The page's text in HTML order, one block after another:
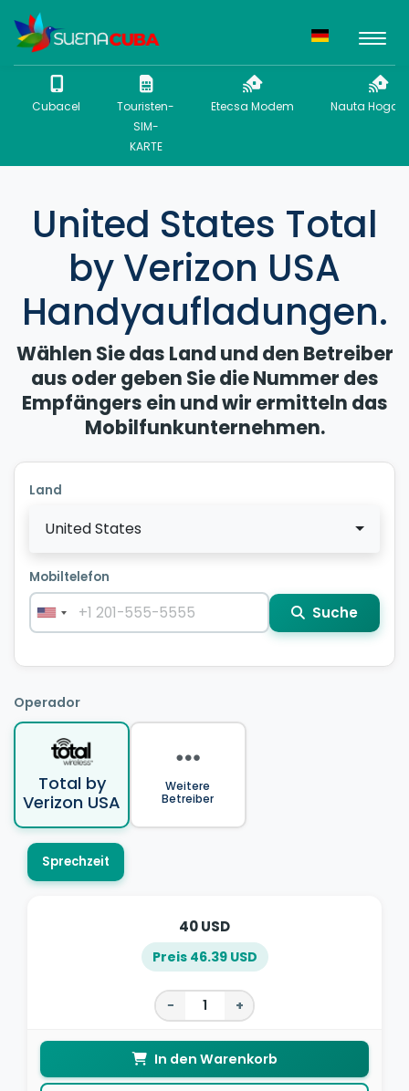
Cubacel
Touristen-
SIM-
KARTE
Etecsa Modem Nauta Hogar
United States Total
by Verizon USA
Handyaufladungen.
Wählen Sie das Land und den Betreiber
aus oder geben Sie die Nummer des
Empfängers ein und wir ermitteln das
Mobilfunkunternehmen.
Land
United States
Mobiltelefon
Suche
Operador
Total by
Verizon USA
Weitere
Betreiber
Sprechzeit
40 USD
Preis 46.39 USD
− +
In den Warenkorb